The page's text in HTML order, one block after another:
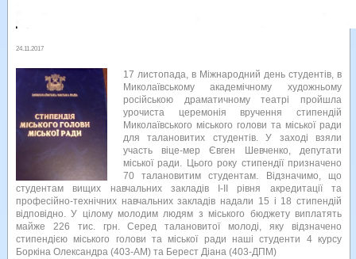
24.11.2017
17 листопада, в Міжнародний день студентів, в
Миколаївському академічному художньому
російською драматичному театрі пройшла
урочиста церемонія вручення стипендій
Миколаївського міського голови та міської ради
для талановитих студентів. У заході взяли
участь віце-мер Євген Шевченко, депутати
міської ради. Цього року стипендії призначено
70 талановитим студентам. Відзначимо, що
студентам вищих навчальних закладів І-ІІ рівня акредитації та
професійно-технічних навчальних закладів надали 15 і 18 стипендій
відповідно. У цілому молодим людям з міського бюджету виплатять
майже 226 тис. грн. Серед талановитої молоді, яку відзначено
стипендією міського голови та міської ради наші студенти 4 курсу
Боркіна Олександра (403-АМ) та Берест Діана (403-ДПМ)